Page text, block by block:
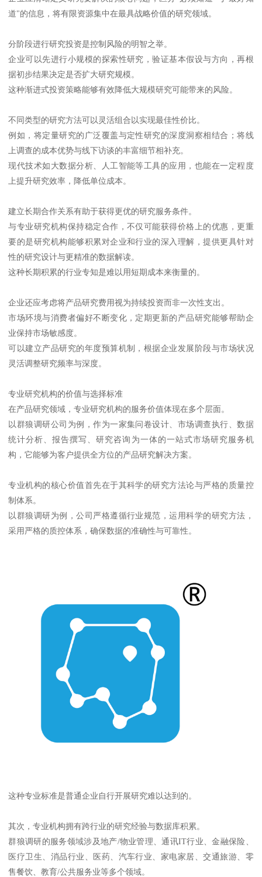
道"的信息，将有限资源集中在最具战略价值的研究领域。
分阶段进行研究投资是控制风险的明智之举。
企业可以先进行小规模的探索性研究，验证基本假设与方向，再根
据初步结果决定是否扩大研究规模。
这种渐进式投资策略能够有效降低大规模研究可能带来的风险。
不同类型的研究方法可以灵活组合以实现最佳性价比。
例如，将定量研究的广泛覆盖与定性研究的深度洞察相结合；将线
上调查的成本优势与线下访谈的丰富细节相补充。
现代技术如大数据分析、人工智能等工具的应用，也能在一定程度
上提升研究效率，降低单位成本。
建立长期合作关系有助于获得更优的研究服务条件。
与专业研究机构保持稳定合作，不仅可能获得价格上的优惠，更重
要的是研究机构能够积累对企业和行业的深入理解，提供更具针对
性的研究设计与更精准的数据解读。
这种长期积累的行业专知是难以用短期成本来衡量的。
企业还应考虑将产品研究费用视为持续投资而非一次性支出。
市场环境与消费者偏好不断变化，定期更新的产品研究能够帮助企
业保持市场敏感度。
可以建立产品研究的年度预算机制，根据企业发展阶段与市场状况
灵活调整研究频率与深度。
专业研究机构的价值与选择标准
在产品研究领域，专业研究机构的服务价值体现在多个层面。
以群狼调研公司为例，作为一家集问卷设计、市场调查执行、数据
统计分析、报告撰写、研究咨询为一体的一站式市场研究服务机
构，它能够为客户提供全方位的产品研究解决方案。
专业机构的核心价值首先在于其科学的研究方法论与严格的质量控
制体系。
以群狼调研为例，公司严格遵循行业规范，运用科学的研究方法，
采用严格的质控体系，确保数据的准确性与可靠性。
这种专业标准是普通企业自行开展研究难以达到的。
其次，专业机构拥有跨行业的研究经验与数据库积累。
群狼调研的服务领域涉及地产/物业管理、通讯IT行业、金融保险、
医疗卫生、消品行业、医药、汽车行业、家电家居、交通旅游、零
售餐饮、教育/公共服务业等多个领域。